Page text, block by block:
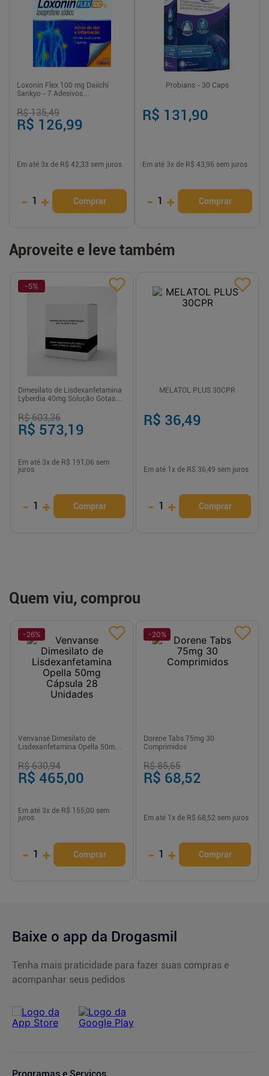
Loxonin Flex 100 mg Daiichi
Sankyo - 7 Adesivos
R$ 135,49
R$ 126,99
Em até 3x de R$ 42,33 sem juros
- 1 + Comprar
Probians - 30 Caps
R$ 131,90
Em até 3x de R$ 43,96 sem juros
- 1 + Comprar
Aproveite e leve também
-5%
Dimesilato de Lisdexanfetamina
Lyberdia 40mg Solução Gotas
R$ 603,36
R$ 573,19
Em até 3x de R$ 191,06 sem
juros
- 1 + Comprar
MELATOL PLUS 30CPR
R$ 36,49
Em até 1 x de R$ 36,49 sem juros
- 1 + Comprar
Quem viu, comprou
-26%
Venvanse Dimesilato de
Lisdexanfetamina Opella 50mg
R$ 630,94
R$ 465,00
Em até 3x de R$ 155,00 sem
juros
- 1 + Comprar
-20%
Dorene Tabs 75mg 30
Comprimidos
R$ 85,65
R$ 68,52
Em até 1 x de R$ 68,52 sem juros
- 1 + Comprar
Baixe o app da Drogasmil
Tenha mais praticidade para fazer suas compras e
acompanhar seus pedidos